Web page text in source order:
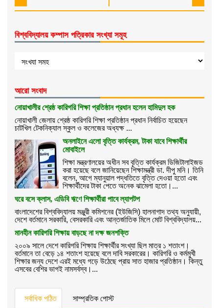
বিশ্ববিদ্যালয় কম্পাস পত্রিকার সংখ্যা সমূহ
আরো সংবাদ
নোয়াখালীর শ্রেষ্ঠ কারিগরি শিক্ষা প্রতিষ্ঠান প্রধান হলেন হামিদুল হক
নোয়াখালী জেলায় শ্রেষ্ঠ কারিগরি শিক্ষা প্রতিষ্ঠান প্রধান নির্বাচিত হয়েছেন
চাটখিল টেকনিক্যাল স্কুল ও কলেজের অধ্যক্ষ ...
অনলাইনে এলো বৃত্তি কার্যক্রম, টাকা যাবে শিক্ষার্থীর
মোবাইলে
শিক্ষা মন্ত্রণালয়ের অধীন সব বৃত্তি কার্যক্রম ডিজিটালাইজড
করা হয়েছে বলে জানিয়েছেন শিক্ষামন্ত্রী ডা. দীপু মনি। তিনি
বলেন, আগে ম্যানুয়াল পদ্ধতিতে বৃত্তি দেওয়া হতো এবং
শিক্ষার্থীদের টাকা পেতে অনেক ঝামেলা হতো।...
ঘরে বসে ক্লাস, এডিবি ঋণে শিক্ষার্থীরা পাবে ল্যাপটপ
বাংলাদেশের বিশ্ববিদ্যালয় মঞ্জুরী কমিশনের (ইউজিসি) হালনাগাদ তথ্য অনুযায়ী,
দেশে বর্তমানে সরকারি, বেসরকারি এবং আন্তর্জাতিক মিলে মোট বিশ্ববিদ্যালয়...
মানহীন কারিগরি শিক্ষায় বাড়ছে না দক্ষ জনশক্তি
২০০৯ সালে দেশে কারিগরি শিক্ষায় শিক্ষার্থীর সংখ্যা ছিল মাত্র ১ শতাংশ।
বর্তমানে তা বেড়ে ১৪ শতাংশ হয়েছে বলে দাবি সরকারের। কারিগরি ও কর্মমুখী
শিক্ষার জন্য দেশে এরই মধ্যে গড়ে উঠেছে প্রায় সাত হাজার প্রতিষ্ঠান। কিন্তু
এসবের বেশির ভাগই নামসর্বস্ব।...
সর্বাধিক পঠিত সাম্প্রতিক পোস্ট